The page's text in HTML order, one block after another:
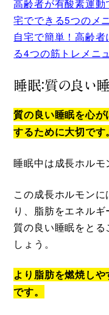
高齢者が有酸素運
宅でできる5つのメ
自宅で簡単！高齢
る4つの筋トレメニ
睡眠：質の良い
質の良い睡眠を心が
するために大切です。
睡眠中は成長ホルモ
この成長ホルモン
り、脂肪をエネルギ
質の良い睡眠をと
しょう。
より脂肪を燃焼し
です。